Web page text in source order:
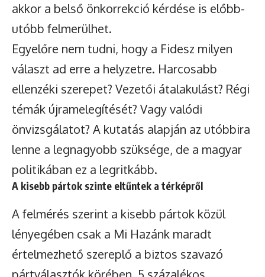
akkor a belső önkorrekció kérdése is előbb-
utóbb felmerülhet.
Egyelőre nem tudni, hogy a Fidesz milyen
választ ad erre a helyzetre. Harcosabb
ellenzéki szerepet? Vezetői átalakulást? Régi
témák újramelegítését? Vagy valódi
önvizsgálatot? A kutatás alapján az utóbbira
lenne a legnagyobb szüksége, de a magyar
politikában ez a legritkább.
A kisebb pártok szinte eltűntek a térképről
A felmérés szerint a kisebb pártok közül
lényegében csak a Mi Hazánk maradt
értelmezhető szereplő a biztos szavazó